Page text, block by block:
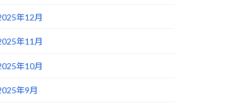
年12月
年11月
年10月
年9月